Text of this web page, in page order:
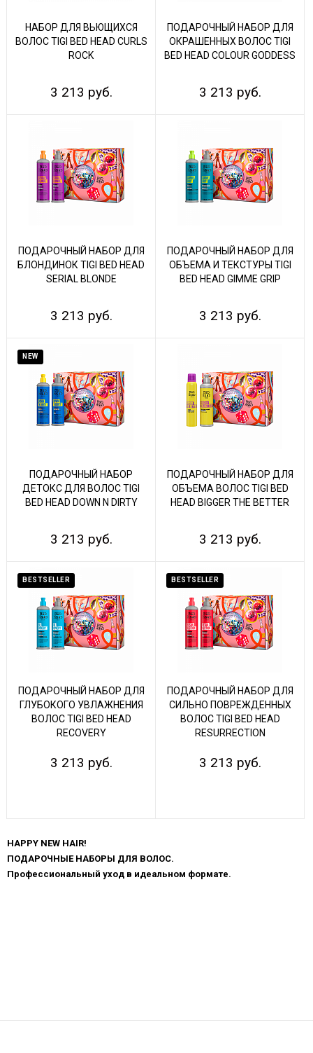
НАБОР ДЛЯ ВЬЮЩИХСЯ
ВОЛОС TIGI BED HEAD CURLS
ROCK
3 213 руб.
ПОДАРОЧНЫЙ НАБОР ДЛЯ
ОКРАШЕННЫХ ВОЛОС TIGI
BED HEAD COLOUR GODDESS
3 213 руб.
ПОДАРОЧНЫЙ НАБОР ДЛЯ
БЛОНДИНОК TIGI BED HEAD
SERIAL BLONDE
3 213 руб.
ПОДАРОЧНЫЙ НАБОР ДЛЯ
ОБЪЕМА И ТЕКСТУРЫ TIGI
BED HEAD GIMME GRIP
3 213 руб.
NEW
ПОДАРОЧНЫЙ НАБОР
ДЕТОКС ДЛЯ ВОЛОС TIGI
BED HEAD DOWN N DIRTY
3 213 руб.
ПОДАРОЧНЫЙ НАБОР ДЛЯ
ОБЪЕМА ВОЛОС TIGI BED
HEAD BIGGER THE BETTER
3 213 руб.
BESTSELLER
ПОДАРОЧНЫЙ НАБОР ДЛЯ
ГЛУБОКОГО УВЛАЖНЕНИЯ
ВОЛОС TIGI BED HEAD
RECOVERY
3 213 руб.
BESTSELLER
ПОДАРОЧНЫЙ НАБОР ДЛЯ
СИЛЬНО ПОВРЕЖДЕННЫХ
ВОЛОС TIGI BED HEAD
RESURRECTION
3 213 руб.
HAPPY NEW HAIR!
ПОДАРОЧНЫЕ НАБОРЫ ДЛЯ ВОЛОС.
Профессиональный уход в идеальном формате.